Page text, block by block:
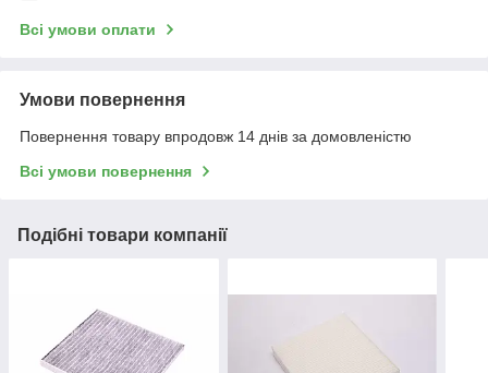
Всі умови оплати
Умови повернення
Повернення товару впродовж 14 днів за домовленістю
Всі умови повернення
Подібні товари компанії